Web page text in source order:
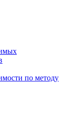
по методу